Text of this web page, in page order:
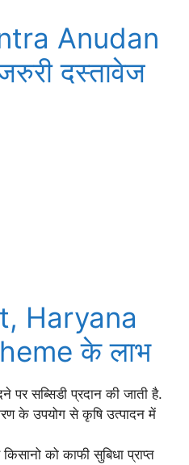
Anudan
दस्तावेज
Haryana
के लाभ
पर सब्सिडी प्रदान की जाती है.
के उपयोग से कृषि उत्पादन में
को काफी सुबिधा प्राप्त